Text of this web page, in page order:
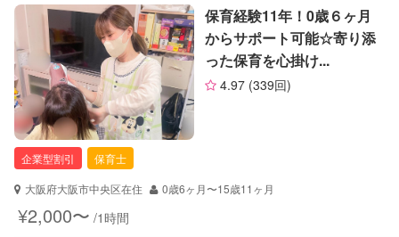
レッスン
音楽レッスン
スポーツレッスン
絵・工作レッスン
その他
定期予約 可能
お子様の撮影
（定期特典）
特徴 料金 レビュー
サポートの特徴
資格
自治体届出済ベビーシッター
保育士
幼稚園教諭
対応可能/特徴
送迎サポート
保育経験11年！0歳６ヶ月
からサポート可能☆寄り添
った保育を心掛け...
4.97 (339回)
企業型割引
保育士
大阪府大阪市中央区在住
0歳6ヶ月〜15歳11ヶ月
¥2,000〜 /1時間